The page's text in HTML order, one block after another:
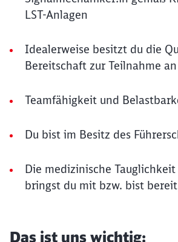
LST-Anlagen
Idealerweise besitzt du die
Bereitschaft zur Teilnahme
Teamfähigkeit und
Du bist im Besitz des
Die medizinische
bringst du mit bzw. bist
Das ist uns wichtig: